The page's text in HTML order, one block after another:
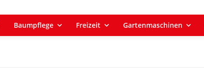
Baumpflege Freizeit Gartenmaschinen